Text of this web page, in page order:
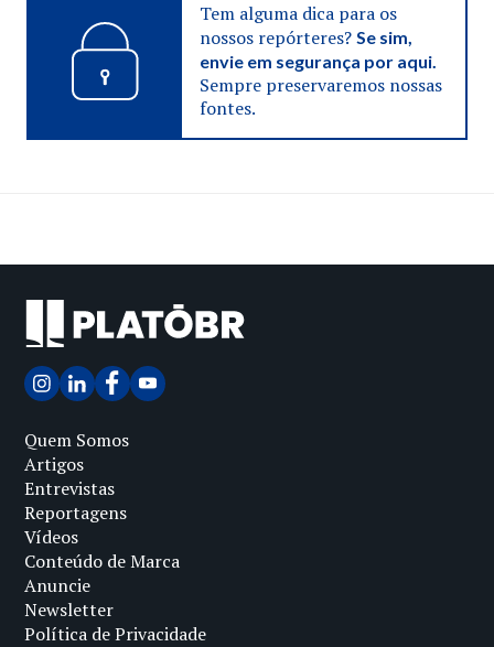
Tem alguma dica para os
nossos repórteres? Se sim,
envie em segurança por aqui.
Sempre preservaremos nossas
fontes.
Quem Somos
Artigos
Entrevistas
Reportagens
Vídeos
Conteúdo de Marca
Anuncie
Newsletter
Política de Privacidade